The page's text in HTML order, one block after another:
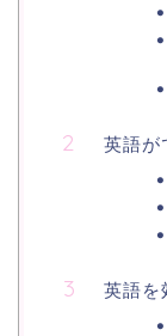
英語が
英語を